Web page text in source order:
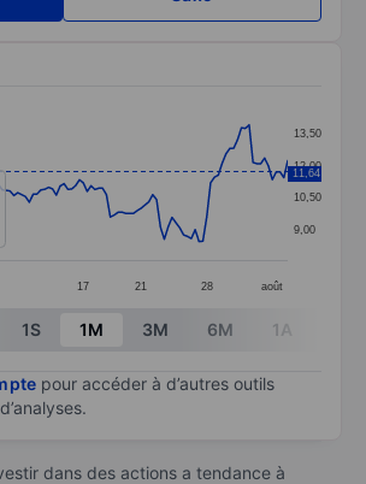
109 data points.
X axis displaying categories.
1 Y axis displaying values. Data
17 21 28 août
9,00
10,50
12,00
13,50
11,64
chart.
1S 1M 3M 6M 1A
pour accéder à d’autres outils
dans des actions a tendance à